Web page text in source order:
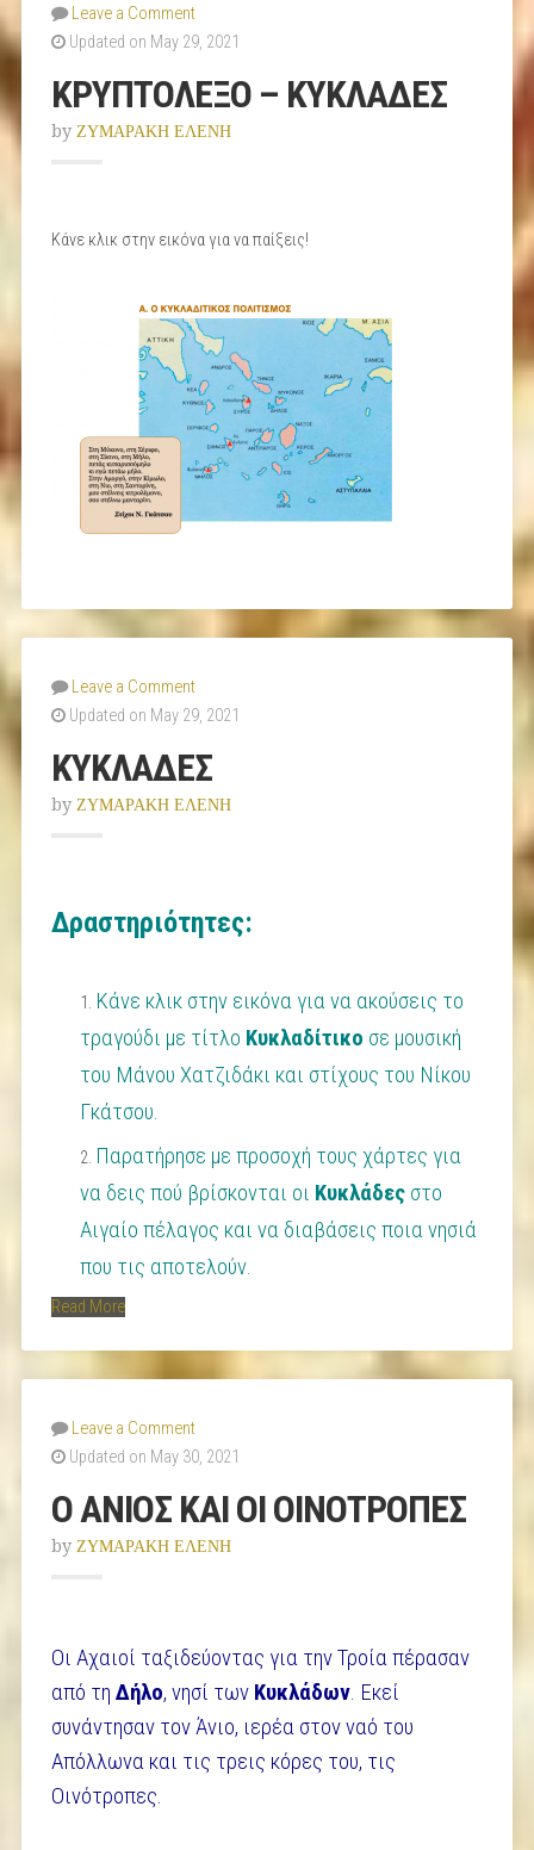
Leave a Comment
Updated on May 29, 2021
ΚΡΥΠΤΟΛΕΞΟ – ΚΥΚΛΑΔΕΣ
by ΖΥΜΑΡΑΚΗ ΕΛΕΝΗ
Κάνε κλικ στην εικόνα για να παίξεις!
Leave a Comment
Updated on May 29, 2021
ΚΥΚΛΑΔΕΣ
by ΖΥΜΑΡΑΚΗ ΕΛΕΝΗ
Δραστηριότητες:
Κάνε κλικ στην εικόνα για να ακούσεις το
τραγούδι με τίτλο Κυκλαδίτικο σε μουσική
του Μάνου Χατζιδάκι και στίχους του Νίκου
Γκάτσου.
Παρατήρησε με προσοχή τους χάρτες για
να δεις πού βρίσκονται οι Κυκλάδεςστο
Αιγαίο πέλαγος και να διαβάσεις ποια νησιά
που τις αποτελούν.
Read More
Leave a Comment
Updated on May 30, 2021
Ο ΑΝΙΟΣ ΚΑΙ ΟΙ ΟΙΝΟΤΡΟΠΕΣ
by ΖΥΜΑΡΑΚΗ ΕΛΕΝΗ
Οι Αχαιοί ταξιδεύοντας για την Τροία πέρασαν
από τη Δήλο, νησί των Κυκλάδων. Εκεί
συνάντησαν τον Άνιο, ιερέα στον ναό του
Απόλλωνα και τις τρεις κόρες του, τις
Οινότροπες.